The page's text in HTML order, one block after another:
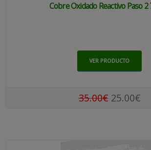
Cobre Oxidado Reactivo Paso
VER PRODUCTO
35.00€25.00€